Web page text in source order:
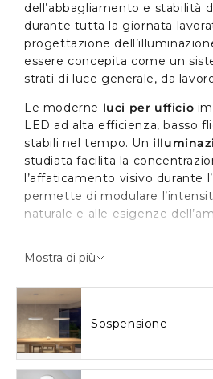
dell’abbagliamento e stabilità
durante tutta la giornata
progettazione
essere concepita come un
strati di luce generale, da
Le moderne luci per ufficio
LED ad alta efficienza, basso
stabili nel tempo. Un
studiata facilita la
l’affaticamento visivo durante
permette di modulare
naturale e alle esigenze
Il ruolo delle luci
nell’ambiente
Luci per ufficio
svolgono
funzione di illuminazione
integrata da uno strato
unalampada da scrivania. Le
Mostra di più
Sospensione